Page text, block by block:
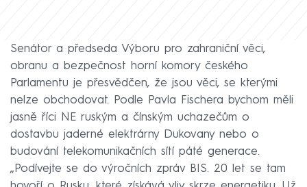
Senátor a předseda Výboru pro zahraniční věci,
obranu a bezpečnost horní komory českého
Parlamentu je přesvědčen, že jsou věci, se kterými
nelze obchodovat. Podle Pavla Fischera bychom měli
jasně říci NE ruským a čínským uchazečům o
dostavbu jaderné elektrárny Dukovany nebo o
budování telekomunikačních sítí páté generace.
„Podívejte se do výročních zpráv BIS. 20 let se tam